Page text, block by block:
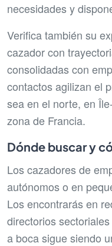
necesidades y
Verifica también su
cazador con
consolidadas con
contactos agilizan el
sea en el norte, en
zona de Francia.
Dónde buscar y
Los cazadores de
autónomos o en
Los encontrarás en
directorios
a boca sigue siendo